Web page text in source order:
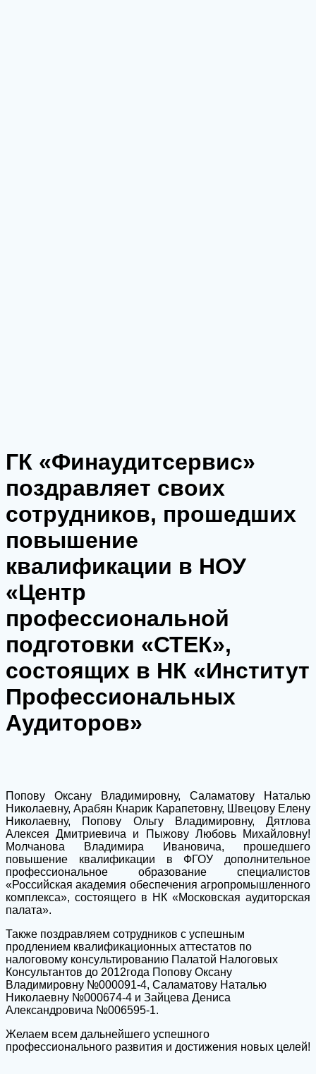
ГК «Финаудитсервис»
поздравляет своих
сотрудников, прошедших
повышение
квалификации в НОУ
«Центр
профессиональной
подготовки «СТЕК»,
состоящих в НК «Институт
Профессиональных
Аудиторов»
Попову Оксану Владимировну, Саламатову Наталью
Николаевну, Арабян Кнарик Карапетовну, Швецову Елену
Николаевну, Попову Ольгу Владимировну, Дятлова
Алексея Дмитриевича и Пыжову Любовь Михайловну!
Молчанова Владимира Ивановича, прошедшего
повышение квалификации в ФГОУ дополнительное
профессиональное образование специалистов
«Российская академия обеспечения агропромышленного
комплекса», состоящего в НК «Московская аудиторская
палата».
Также поздравляем сотрудников с успешным
продлением квалификационных аттестатов по
налоговому консультированию Палатой Налоговых
Консультантов до 2012года Попову Оксану
Владимировну №000091-4, Саламатову Наталью
Николаевну №000674-4 и Зайцева Дениса
Александровича №006595-1.
Желаем всем дальнейшего успешного
профессионального развития и достижения новых целей!